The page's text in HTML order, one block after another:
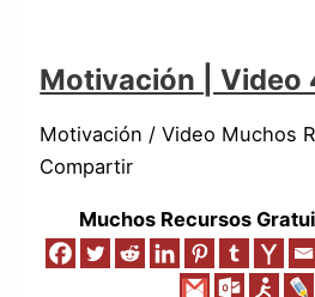
Motivación | Video
Motivación / Video Muchos
Compartir
Muchos Recursos